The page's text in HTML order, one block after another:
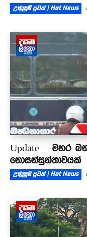
උණුසුම් පුවත් | Hot News
Update – මහර
නොසන්සුන්තාවයක්
උණුසුම් පුවත් | Hot News